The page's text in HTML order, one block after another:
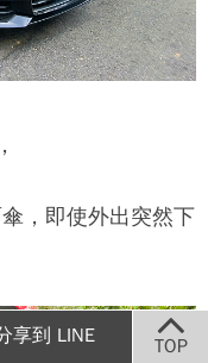
，即使外出突然下
享到 LINE TOP